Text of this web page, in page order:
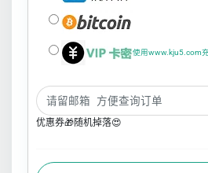
使用www.kju5.com
优惠券🎁随机掉落😍